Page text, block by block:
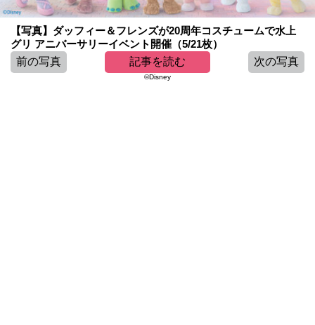
【写真】ダッフィー＆フレンズが20周年コスチュームで水上
グリ アニバーサリーイベント開催（5/21枚）
前の写真
記事を読む 次の写真
©Disney